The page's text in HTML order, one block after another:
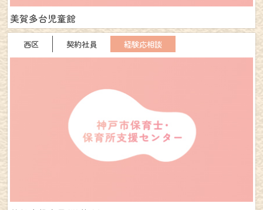
美賀多台児童館
西区 契約社員 経験応相談